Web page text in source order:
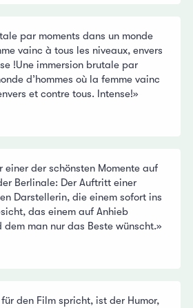
par moments dans un monde
vainc à tous les niveaux, envers
!Une immersion brutale par
d’hommes où la femme vainc
et contre tous. Intense!»
einer der schönsten Momente auf
Berlinale: Der Auftritt einer
Darstellerin, die einem sofort ins
das einem auf Anhieb
man nur das Beste wünscht.»
den Film spricht, ist der Humor,